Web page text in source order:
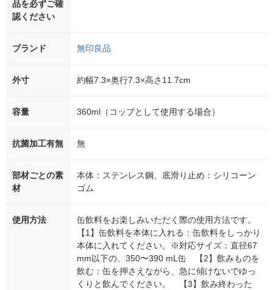
品を必ずご確
認ください
ブランド 無印良品
外寸 約幅7.3×奥行7.3×高さ11.7cm
容量 360ml（コップとして使用する場合）
抗菌加工有無 無
部材ごとの素
材
本体：ステンレス鋼、底滑り止め：シリコーン
ゴム
使用方法
缶飲料をお楽しみいただく際の使用方法です。
【1】缶飲料を本体に入れる：缶飲料をしっかり
本体に入れてください。※対応サイズ：直径67
mm以下の、350〜390 mL缶 【2】飲みものを
飲む：缶を押さえながら、急に傾けないでゆっ
くりと飲んでください。 【3】飲み終わった